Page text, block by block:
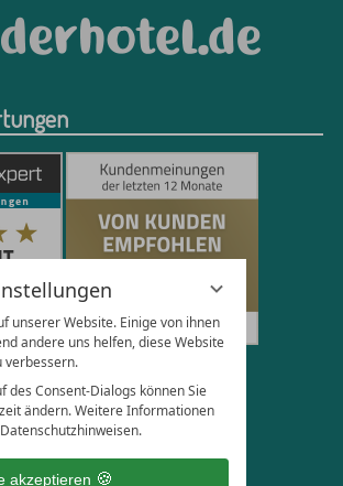
unserer Website. Einige von ihnen
andere uns helfen, diese Website
verbessern.
des Consent-Dialogs können Sie
ändern. Weitere Informationen
akzeptieren